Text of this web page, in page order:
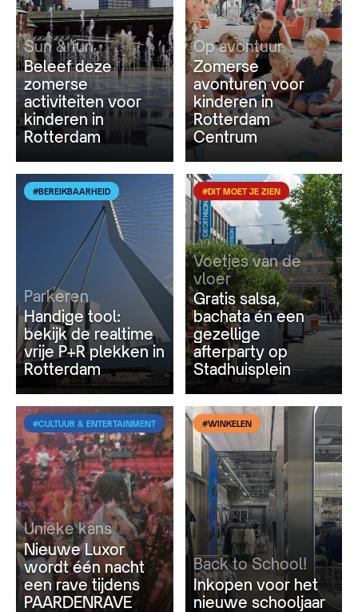
Sun & fun
Beleef deze
zomerse
activiteiten voor
kinderen in
Rotterdam
Op avontuur
Zomerse
avonturen voor
kinderen in
Rotterdam
Centrum
#BEREIKBAARHEID
Parkeren
Handige tool:
bekijk de realtime
vrije P+R plekken in
Rotterdam
#DIT MOET JE ZIEN
Voetjes van de
vloer
Gratis salsa,
bachata én een
gezellige
afterparty op
Stadhuisplein
#CULTUUR & ENTERTAINMENT
Unieke kans
Nieuwe Luxor
wordt één nacht
een rave tijdens
PAARDENRAVE
#WINKELEN
Back to School!
Inkopen voor het
nieuwe schooljaar